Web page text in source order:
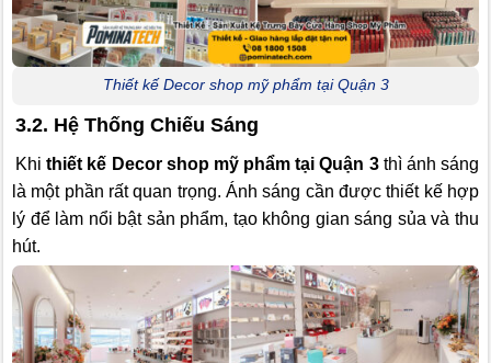
Thiết kế Decor shop mỹ phẩm tại Quận 3
3.2. Hệ Thống Chiếu Sáng
Khithiết kế Decor shop mỹ phẩm tại Quận 3thì ánh sáng
là một phần rất quan trọng. Ánh sáng cần được thiết kế hợp
lý để làm nổi bật sản phẩm, tạo không gian sáng sủa và thu
hút.